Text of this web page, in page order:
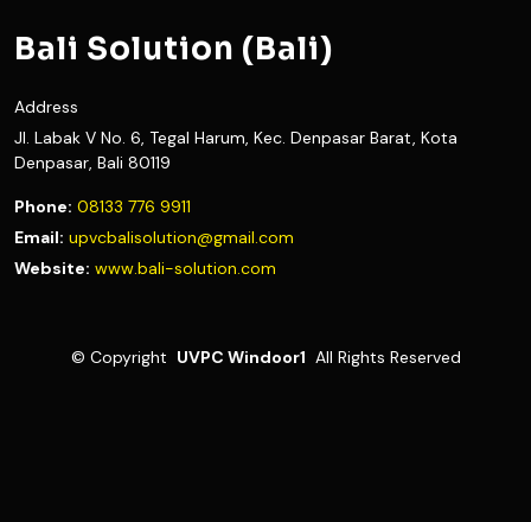
Bali Solution (Bali)
Address
Jl. Labak V No. 6, Tegal Harum, Kec. Denpasar Barat, Kota
Denpasar, Bali 80119
Phone: 08133 776 9911
Email: upvcbalisolution@gmail.com
Website: www.bali-solution.com
© Copyright UVPC Windoor1 All Rights Reserved